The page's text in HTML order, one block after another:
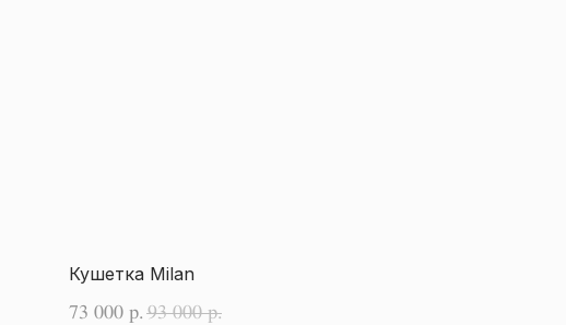
Кушетка Milan
73 000 р. 93 000 р.